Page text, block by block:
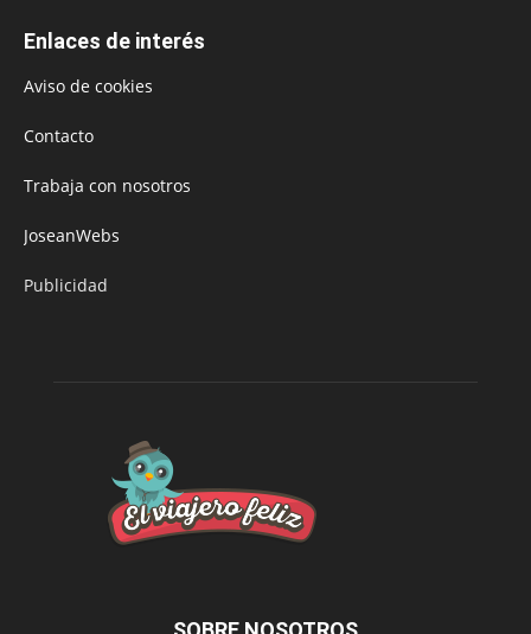
Enlaces de interés
Aviso de cookies
Contacto
Trabaja con nosotros
JoseanWebs
Publicidad